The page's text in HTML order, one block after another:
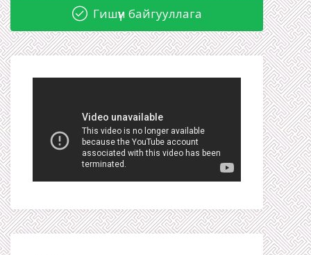
Гишүүн байгууллага